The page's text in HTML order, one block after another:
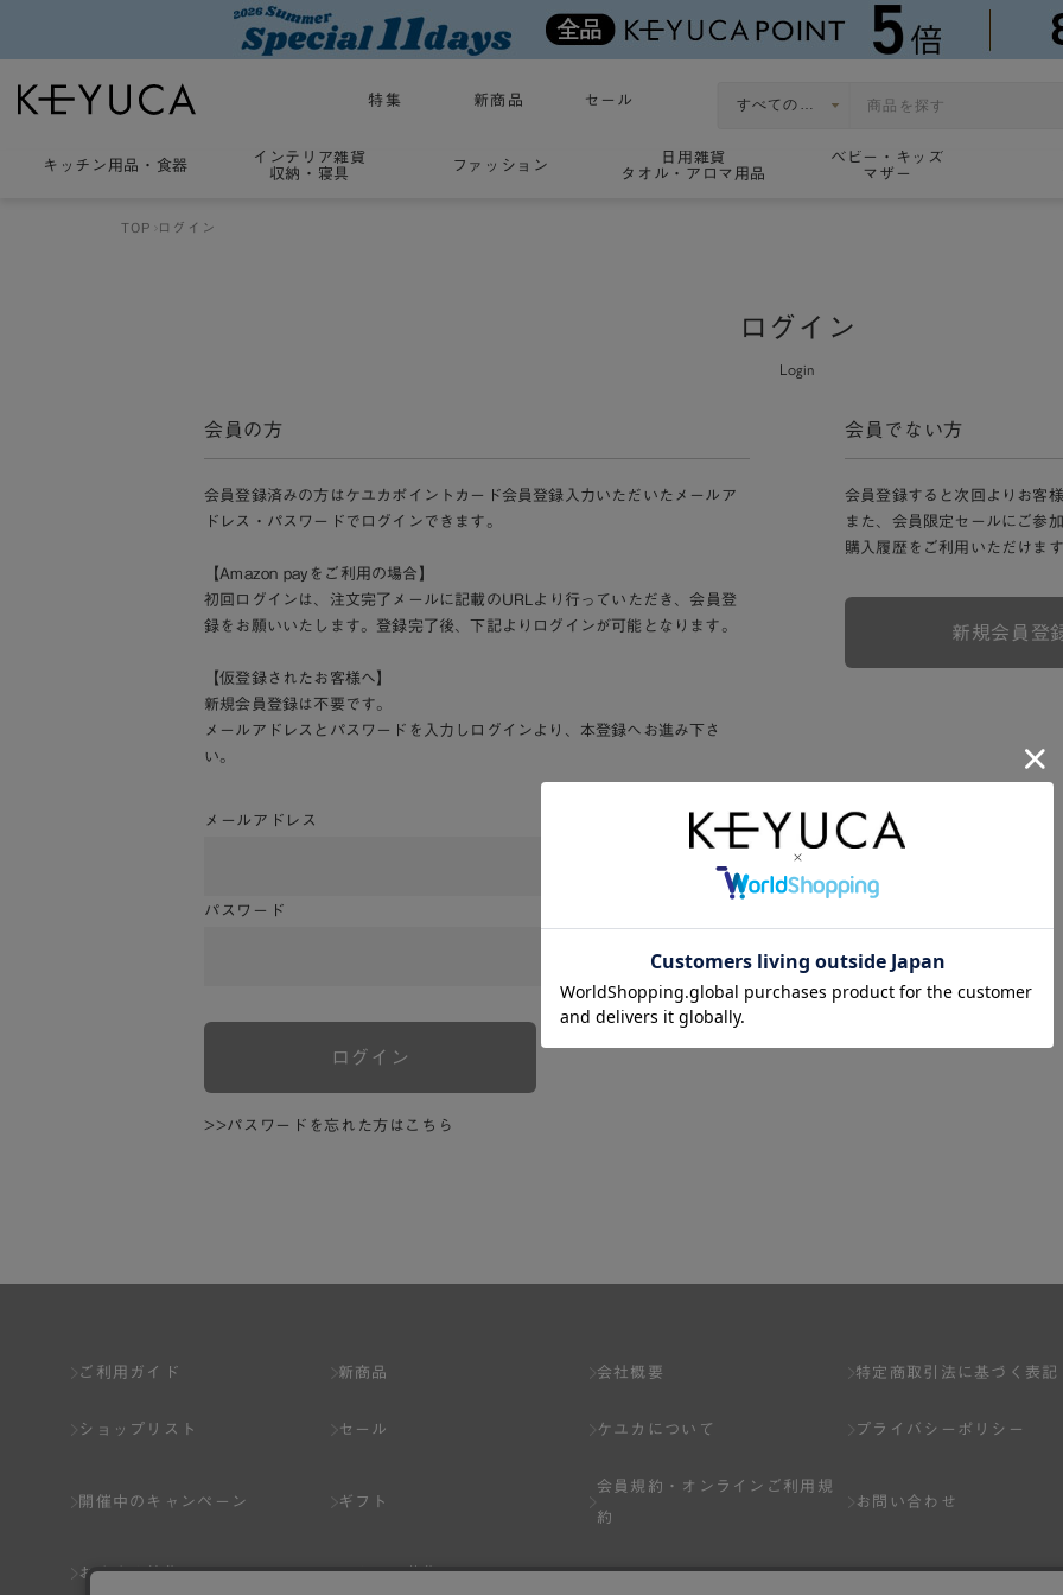
特集 新商品 セール
キッチン用品 ・ 食器
インテリア雑貨
収納・寝具
ファッション
日用雑貨
タオル・アロマ用品
ベビー・キッズ
マザー
TOP ログイン
ログイン
Login
会員の方
会員登録済みの方はケユカポイントカード会員登録入力いただいたメールア
ドレス・パスワードでログインできます。
【Amazon payをご利用の場合】
初回ログインは、注文完了メールに記載のURLより行っていただき、会員登
録をお願いいたします。登録完了後、下記よりログインが可能となります。
【仮登録されたお客様へ】
新規会員登録は不要です。
メールアドレスとパスワードを入力しログインより、本登録へお進み下さ
い。
メールアドレス
パスワード
ログイン
>>パスワードを忘れた方はこちら
会員でない方
会員登録すると次回よりお客
また、会員限定セールにご参
購入履歴をご利用いただけま
新規会員登
ご利用ガイド
ショップリスト
開催中のキャンペーン
おすすめ特集
新商品
セール
ギフト
スタッフ募集
会社概要
ケユカについて
会員規約・
オンラインご利用規
約
Q&A
特定商取引法に基づく表記
プライバシーポリシー
お問い合わせ